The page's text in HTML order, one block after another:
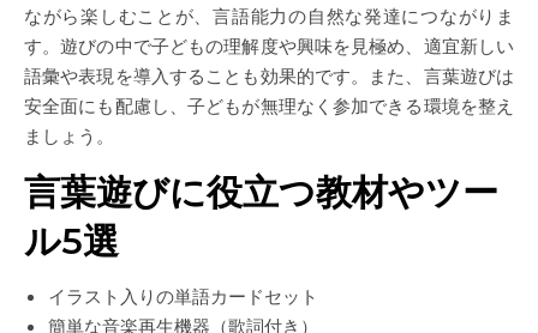
ながら楽しむことが、言語能力の自然な発達につながりま
す。遊びの中で子どもの理解度や興味を見極め、適宜新しい
語彙や表現を導入することも効果的です。また、言葉遊びは
安全面にも配慮し、子どもが無理なく参加できる環境を整え
ましょう。
言葉遊びに役立つ教材やツー
ル5選
イラスト入りの単語カードセット
簡単な音楽再生機器（歌詞付き）